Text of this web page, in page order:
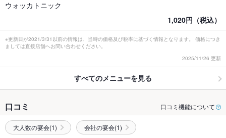
ウォッカトニック
1,020円（税込）
※更新日が2021/3/31以前の情報は、当時の価格及び税率に基づく情報となります。 価格につき
ましては直接店舗へお問い合わせください。
2025/11/26 更新
すべてのメニューを見る
口コミ 口コミ機能について
大人数の宴会(1) 会社の宴会(1)